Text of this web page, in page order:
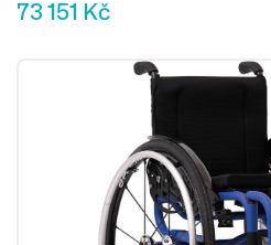
73 151 Kč